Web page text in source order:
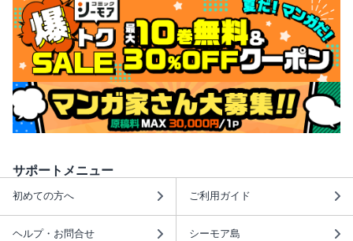
サポートメニュー
初めての方へ ご利用ガイド
ヘルプ・お問合せ シーモア島